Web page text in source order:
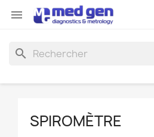

search
SPIROMÈTRE